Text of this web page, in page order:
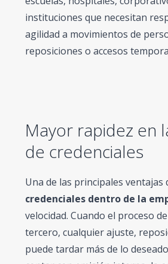
instituciones que necesitan
agilidad a movimientos de
reposiciones o accesos
Mayor rapidez en
de credenciales
Una de las principales ventajas
credenciales dentro de la
velocidad. Cuando el proceso
tercero, cualquier ajuste,
puede tardar más de lo